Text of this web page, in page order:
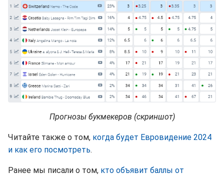
Прогнозы букмекеров (скриншот)
Читайте также о том, когда будет Евровидение 2024
и как его посмотреть.
Ранее мы писали о том, кто объявит баллы от